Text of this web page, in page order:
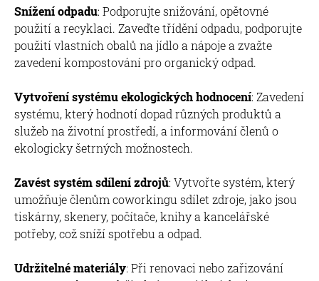
Snížení odpadu: Podporujte snižování, opětovné
použití a recyklaci. Zaveďte třídění odpadu, podporujte
použití vlastních obalů na jídlo a nápoje a zvažte
zavedení kompostování pro organický odpad.
Vytvoření systému ekologických hodnocení: Zavedení
systému, který hodnotí dopad různých produktů a
služeb na životní prostředí, a informování členů o
ekologicky šetrných možnostech.
Zavést systém sdílení zdrojů: Vytvořte systém, který
umožňuje členům coworkingu sdílet zdroje, jako jsou
tiskárny, skenery, počítače, knihy a kancelářské
potřeby, což sníží spotřebu a odpad.
Udržitelné materiály: Při renovaci nebo zařizování